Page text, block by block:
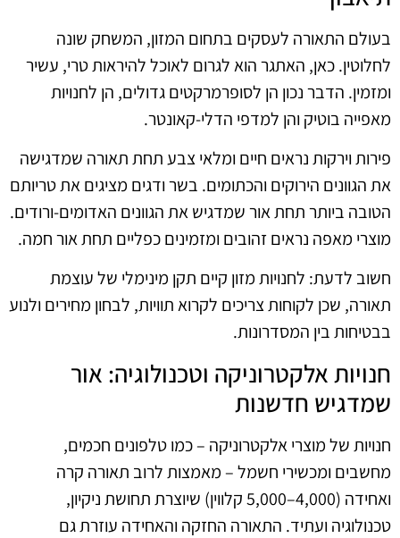
בעולם התאורה לעסקים בתחום המזון, המשחק שונה
לחלוטין. כאן, האתגר הוא לגרום לאוכל להיראות טרי, עשיר
ומזמין. הדבר נכון הן לסופרמרקטים גדולים, הן לחנויות
מאפייה בוטיק והן למדפי הדלי-קאונטר.
פירות וירקות נראים חיים ומלאי צבע תחת תאורה שמדגישה
את הגוונים הירוקים והכתומים. בשר ודגים מציגים את טריותם
הטובה ביותר תחת אור שמדגיש את הגוונים האדומים-ורודים.
מוצרי מאפה נראים זהובים ומזמינים כפליים תחת אור חמה.
חשוב לדעת: לחנויות מזון קיים תקן מינימלי של עוצמת
תאורה, שכן לקוחות צריכים לקרוא תוויות, לבחון מחירים ולנוע
בבטיחות בין המסדרונות.
חנויות אלקטרוניקה וטכנולוגיה: אור
שמדגיש חדשנות
חנויות של מוצרי אלקטרוניקה – כמו טלפונים חכמים,
מחשבים ומכשירי חשמל – מאמצות לרוב תאורה קרה
ואחידה (4,000–5,000 קלווין) שיוצרת תחושת ניקיון,
טכנולוגיה ועתיד. התאורה החזקה והאחידה עוזרת גם